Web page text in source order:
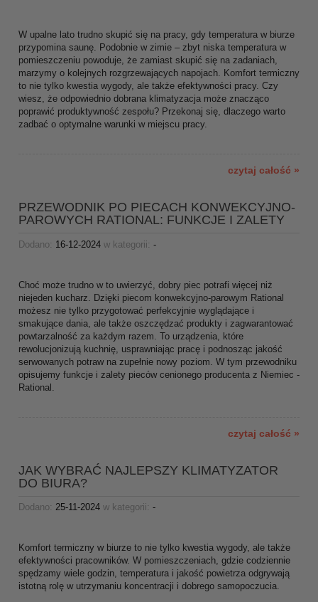
W upalne lato trudno skupić się na pracy, gdy temperatura w biurze
przypomina saunę. Podobnie w zimie – zbyt niska temperatura w
pomieszczeniu powoduje, że zamiast skupić się na zadaniach,
marzymy o kolejnych rozgrzewających napojach. Komfort termiczny
to nie tylko kwestia wygody, ale także efektywności pracy. Czy
wiesz, że odpowiednio dobrana klimatyzacja może znacząco
poprawić produktywność zespołu? Przekonaj się, dlaczego warto
zadbać o optymalne warunki w miejscu pracy.
czytaj całość »
PRZEWODNIK PO PIECACH KONWEKCYJNO-
PAROWYCH RATIONAL: FUNKCJE I ZALETY
Dodano: 16-12-2024 w kategorii: -
Choć może trudno w to uwierzyć, dobry piec potrafi więcej niż
niejeden kucharz. Dzięki piecom konwekcyjno-parowym Rational
możesz nie tylko przygotować perfekcyjnie wyglądające i
smakujące dania, ale także oszczędzać produkty i zagwarantować
powtarzalność za każdym razem. To urządzenia, które
rewolucjonizują kuchnię, usprawniając pracę i podnosząc jakość
serwowanych potraw na zupełnie nowy poziom. W tym przewodniku
opisujemy funkcje i zalety pieców cenionego producenta z Niemiec -
Rational.
czytaj całość »
JAK WYBRAĆ NAJLEPSZY KLIMATYZATOR
DO BIURA?
Dodano: 25-11-2024 w kategorii: -
Komfort termiczny w biurze to nie tylko kwestia wygody, ale także
efektywności pracowników. W pomieszczeniach, gdzie codziennie
spędzamy wiele godzin, temperatura i jakość powietrza odgrywają
istotną rolę w utrzymaniu koncentracji i dobrego samopoczucia.